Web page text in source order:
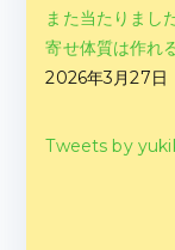
また当たりまし
寄せ体質は作れ
2026年3月27日
Tweets by